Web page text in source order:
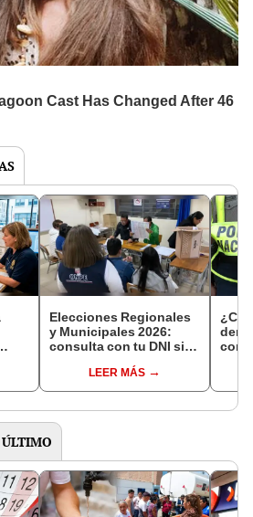
Elecciones Regionales
y Municipales 2026:
consulta con tu DNI si
de mesa para este 4 de
octubre en el link oficial
LEER MÁS
con